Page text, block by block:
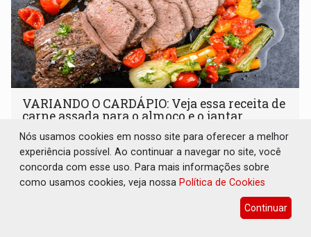
VARIANDO O CARDÁPIO: Veja essa receita de
carne assada para o almoço e o jantar
Gastronomia 08 de Agosto de 2026 às 09:00
Prepare um acém bovino de um jeito que vai agradar todo
tipo de paladar
Nós usamos cookies em nosso site para oferecer a melhor
experiência possível. Ao continuar a navegar no site, você
concorda com esse uso. Para mais informações sobre
como usamos cookies, veja nossa Política de Cookies
Continuar